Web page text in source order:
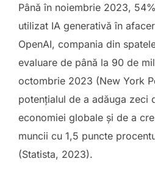
Până în noiembrie 2023,
utilizat IA generativă în
OpenAI, compania din
evaluare de până la 90 de
octombrie 2023 (New York
potențialul de a adăuga zeci
economiei globale și de a
muncii cu 1,5 puncte
(Statista, 2023).